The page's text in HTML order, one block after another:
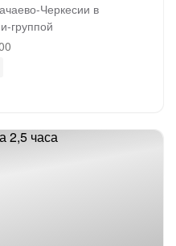
Черкесии в
группой